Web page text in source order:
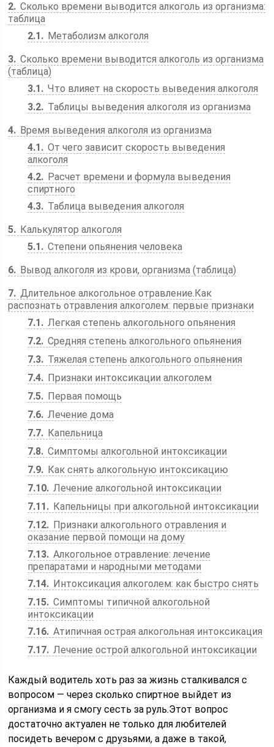
2 Сколько времени выводится алкоголь из организма:
таблица
2.1
Метаболизм алкоголя
3 Сколько времени выводится алкоголь из организма
(таблица)
3.1
Что влияет на скорость выведения алкоголя
3.2
Таблицы выведения алкоголя из организма
4
Время выведения алкоголя из организма
4.1
От чего зависит скорость выведения
алкоголя
4.2
Расчет времени и формула выведения
спиртного
4.3
Таблица выведения алкоголя
5
Калькулятор алкоголя
5.1
Степени опьянения человека
6
Вывод алкоголя из крови, организма (таблица)
7 Длительное алкогольное отравление.Как
распознать отравления алкоголем: первые признаки
7.1
Легкая степень алкогольного опьянения
7.2 Средняя степень алкогольного опьянения
7.3
Тяжелая степень алкогольного опьянения
7.4
Признаки интоксикации алкоголем
7.5
Первая помощь
7.6 Лечение дома
7.7
Капельница
7.8 Симптомы алкогольной интоксикации
7.9
Как снять алкогольную интоксикацию
7.10 Лечение алкогольной интоксикации
7.11
Капельницы при алкогольной интоксикации
7.12
Признаки алкогольного отравления и
оказание первой помощи на дому
7.13 Алкогольное отравление: лечение
препаратами и народными методами
7.14
Интоксикация алкоголем: как быстро снять
7.15 Симптомы типичной алкогольной
интоксикации
7.16 Атипичная острая алкогольная интоксикация
7.17 Лечение острой алкогольной интоксикации
Каждый водитель хоть раз за жизнь сталкивался с
вопросом — через сколько спиртное выйдет из
организма и я смогу сесть за руль.Этот вопрос
достаточно актуален не только для любителей
посидеть вечером с друзьями, а даже в такой,